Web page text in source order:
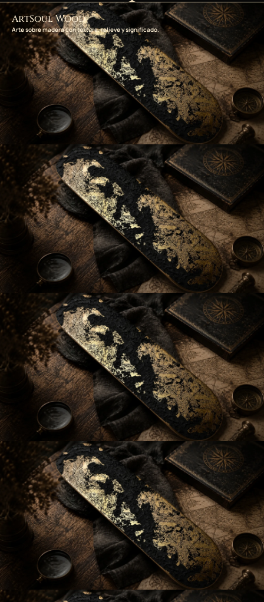
ArtSoul Wood
Arte sobre madera con textura, relieve y significado.